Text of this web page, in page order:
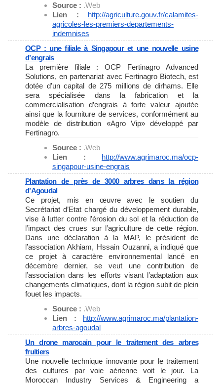
Source : .Web
Lien : http://agriculture.gouv.fr/calamites-
agricoles-les-premiers-departements-
indemnises
OCP : une filiale à Singapour et une nouvelle usine
d’engrais
La première filiale : OCP Fertinagro Advanced
Solutions, en partenariat avec Fertinagro Biotech, est
dotée d’un capital de 275 millions de dirhams. Elle
sera spécialisée dans la fabrication et la
commercialisation d’engrais à forte valeur ajoutée
ainsi que la fourniture de services, conformément au
modèle de distribution «Agro Vip» développé par
Fertinagro.
Source : .Web
Lien : http://www.agrimaroc.ma/ocp-
singapour-usine-engrais
Plantation de près de 3000 arbres dans la région
d’Agoudal
Ce projet, mis en œuvre avec le soutien du
Secrétariat d’Etat chargé du développement durable,
vise à lutter contre l’érosion du sol et la réduction de
l’impact des crues sur l’agriculture de cette région.
Dans une déclaration à la MAP, le président de
l’association Akhiam, Hssain Ouzanni, a indiqué que
ce projet à caractère environnemental lancé en
décembre dernier, se veut une contribution de
l’association dans les efforts visant l’adaptation aux
changements climatiques, dont la région subit de plein
fouet les impacts.
Source : .Web
Lien : http://www.agrimaroc.ma/plantation-
arbres-agoudal
Un drone marocain pour le traitement des arbres
fruitiers
Une nouvelle technique innovante pour le traitement
des cultures par voie aérienne voit le jour. La
Moroccan Industry Services & Engineering a